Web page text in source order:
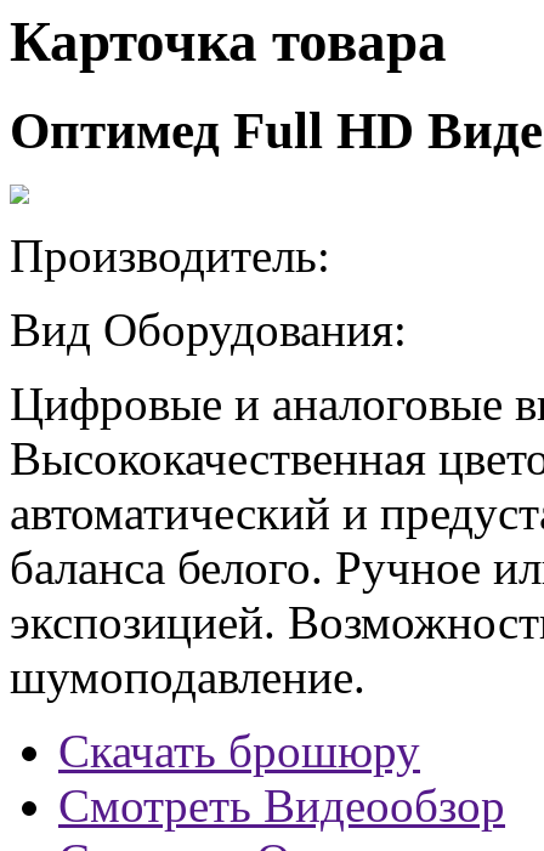
Карточка товара
Оптимед Full HD
Производитель:
Вид Оборудования:
Цифровые и аналоговые
Высококачественная
автоматический и
баланса белого. Ручное
экспозицией.
шумоподавление.
Скачать брошюру
Смотреть Видеообзор